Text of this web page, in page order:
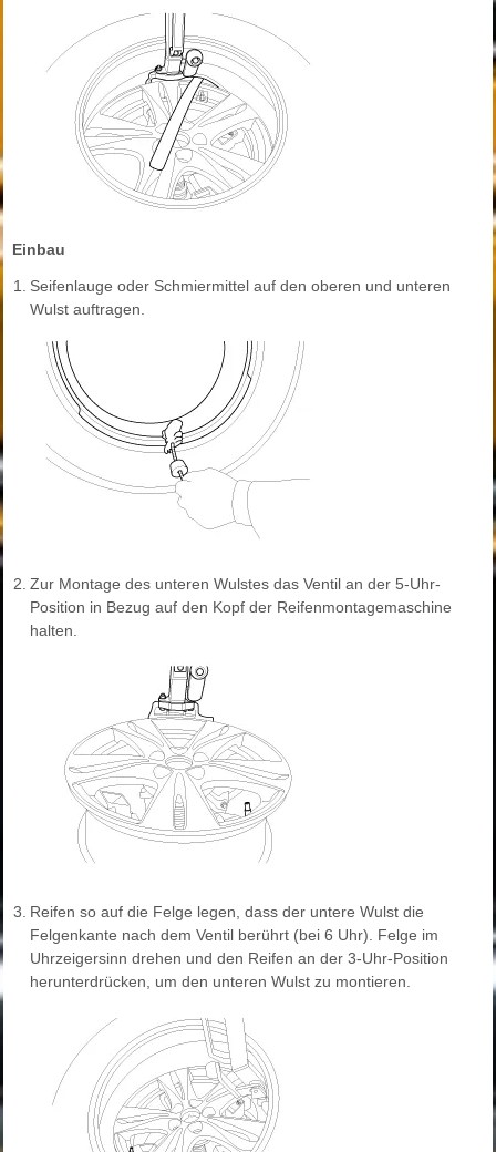
Einbau
1.
Seifenlauge oder Schmiermittel auf den oberen und unteren
Wulst auftragen.
2. Zur Montage des unteren Wulstes das Ventil an der 5-Uhr-
Position in Bezug auf den Kopf der Reifenmontagemaschine
halten.
3. Reifen so auf die Felge legen, dass der untere Wulst die
Felgenkante nach dem Ventil berührt (bei 6 Uhr). Felge im
Uhrzeigersinn drehen und den Reifen an der 3-Uhr-Position
herunterdrücken, um den unteren Wulst zu montieren.